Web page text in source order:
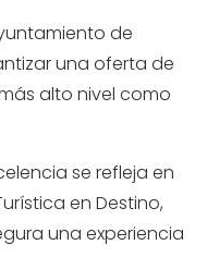
de
una oferta de
alto nivel como
se refleja en
en Destino,
una experiencia